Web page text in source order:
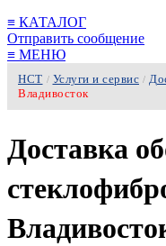
≡ КАТАЛОГ
Отправить сообщение
≡ МЕНЮ
НСТ / Услуги и сервис /
Владивосток
Доставка